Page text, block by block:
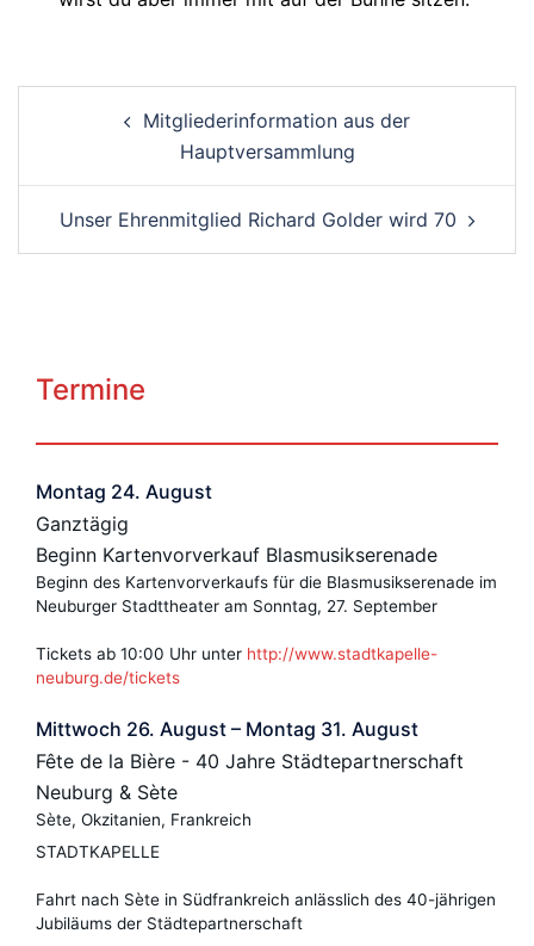
navigationMitgliederinformation aus der
Hauptversammlung
Unser Ehrenmitglied Richard Golder wird 70
Termine
Montag 24. August
Ganztägig
Beginn Kartenvorverkauf Blasmusikserenade
Beginn des Kartenvorverkaufs für die Blasmusikserenade im
Neuburger Stadttheater am Sonntag, 27. September
Tickets ab 10:00 Uhr unter http://www.stadtkapelle-
neuburg.de/tickets
Mittwoch 26. August – Montag 31. August
Fête de la Bière - 40 Jahre Städtepartnerschaft
Neuburg & Sète
Sète, Okzitanien, Frankreich
STADTKAPELLE
Fahrt nach Sète in Südfrankreich anlässlich des 40-jährigen
Jubiläums der Städtepartnerschaft